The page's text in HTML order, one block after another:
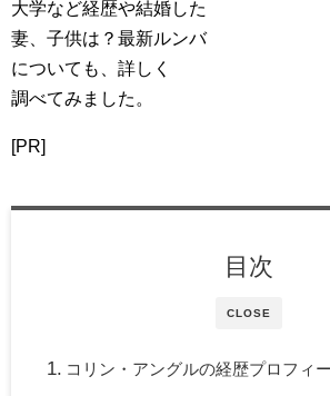
大学など経歴や結婚した
妻、子供は？最新ルンバ
についても、詳しく
調べてみました。
[PR]
CLOSE
目次
コリン・アングルの経歴プロフィ